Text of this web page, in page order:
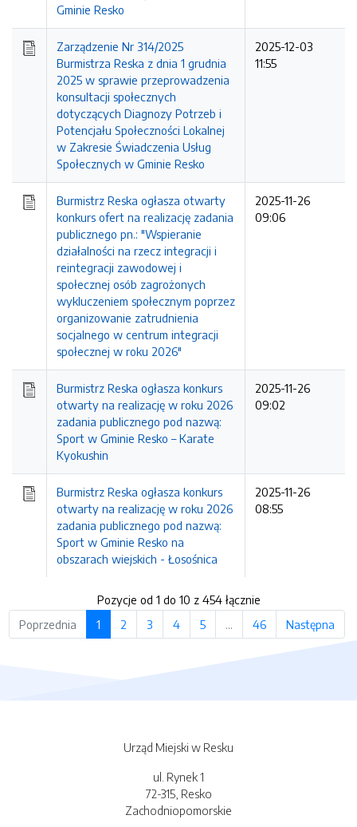
Gminie Resko
Zarządzenie Nr 314/2025
Burmistrza Reska z dnia 1 grudnia
2025 w sprawie przeprowadzenia
konsultacji społecznych
dotyczących Diagnozy Potrzeb i
Potencjału Społeczności Lokalnej
w Zakresie Świadczenia Usług
Społecznych w Gminie Resko
2025-12-03
11:55
Burmistrz Reska ogłasza otwarty
konkurs ofert na realizację zadania
publicznego pn.: "Wspieranie
działalności na rzecz integracji i
reintegracji zawodowej i
społecznej osób zagrożonych
wykluczeniem społecznym poprzez
organizowanie zatrudnienia
socjalnego w centrum integracji
społecznej w roku 2026"
2025-11-26
09:06
Burmistrz Reska ogłasza konkurs
otwarty na realizację w roku 2026
zadania publicznego pod nazwą:
Sport w Gminie Resko – Karate
Kyokushin
2025-11-26
09:02
Burmistrz Reska ogłasza konkurs
otwarty na realizację w roku 2026
zadania publicznego pod nazwą:
Sport w Gminie Resko na
obszarach wiejskich - Łosośnica
2025-11-26
08:55
Pozycje od 1 do 10 z 454 łącznie
Poprzednia
1 2 3 4 5 … 46 Następna
Urząd Miejski w Resku
ul. Rynek 1
72-315, Resko
Zachodniopomorskie